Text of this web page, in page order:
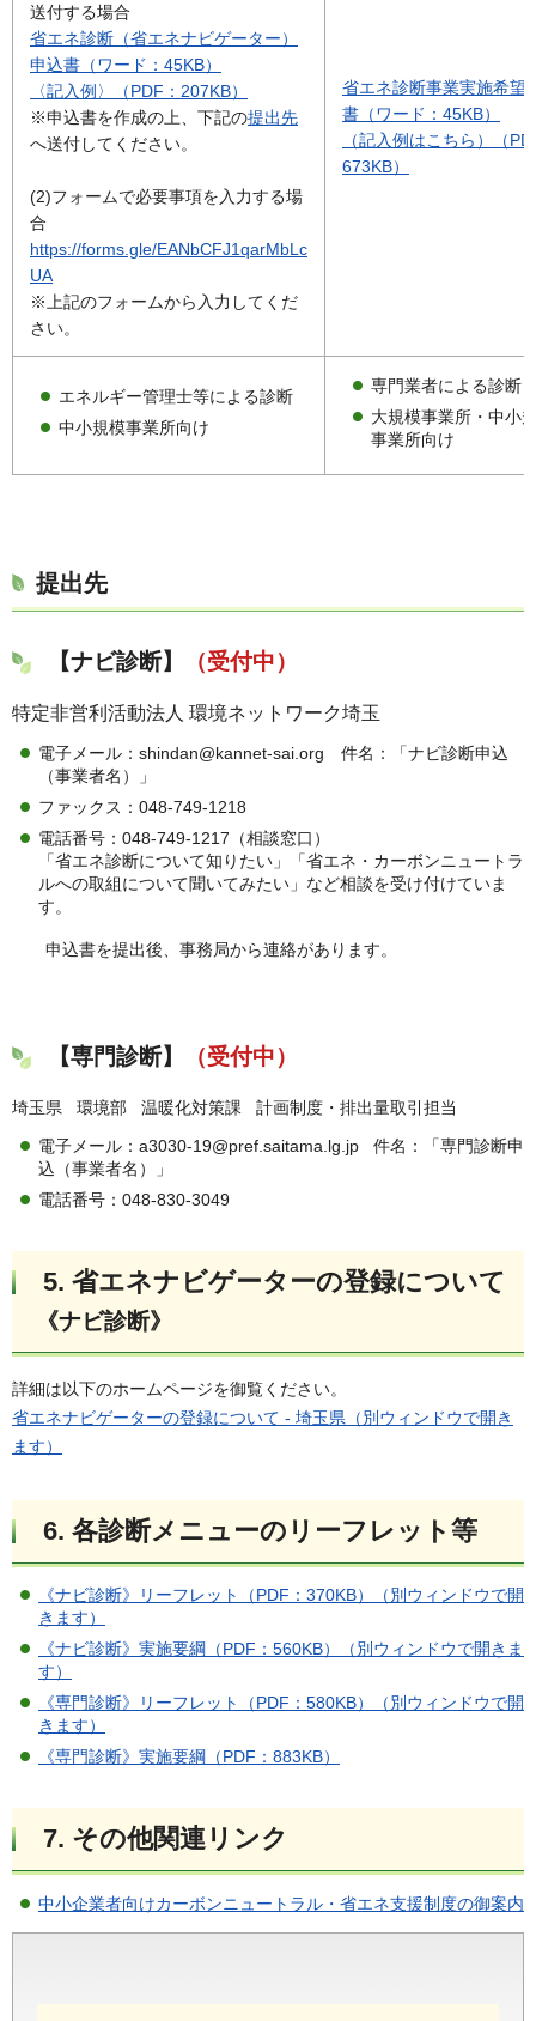
送付する場合
省エネ診断（省エネナビゲーター）
申込書（ワード：45KB）
〈記入例〉（PDF：207KB）
※申込書を作成の上、下記の提出先
へ送付してください。
(2)フォームで必要事項を入力する場
合
https://forms.gle/EANbCFJ1qarMbLc
UA
※上記のフォームから入力してくだ
さい。
省エネ診断事業実施希望
書（ワード：45KB）
（記入例はこちら）（
673KB）
エネルギー管理士等による診断
中小規模事業所向け
専門業者による診断
大規模事業所・中小
事業所向け
提出先
【ナビ診断】 （受付中）
特定非営利活動法人 環境ネットワーク埼玉
電子メール：shindan@kannet-sai.org 件名：「ナビ診断申込
（事業者名）」
ファックス：048-749-1218
電話番号：048-749-1217（相談窓口）
「省エネ診断について知りたい」「省エネ・カーボンニュートラ
ルへの取組について聞いてみたい」など相談を受け付けていま
す。
申込書を提出後、事務局から連絡があります。
【専門診断】 （受付中）
埼玉県 環境部 温暖化対策課 計画制度・排出量取引担当
電子メール：a3030-19@pref.saitama.lg.jp 件名：「専門診断申
込（事業者名）」
電話番号：048-830-3049
5. 省エネナビゲーターの登録について
《ナビ診断》
詳細は以下のホームページを御覧ください。
省エネナビゲーターの登録について - 埼玉県（別ウィンドウで開き
ます）
6. 各診断メニューのリーフレット等
《ナビ診断》リーフレット（PDF：370KB）（別ウィンドウで開
きます）
《ナビ診断》実施要綱（PDF：560KB）（別ウィンドウで開きま
す）
《専門診断》リーフレット（PDF：580KB）（別ウィンドウで開
きます）
《専門診断》実施要綱（PDF：883KB）
7. その他関連リンク
中小企業者向けカーボンニュートラル・省エネ支援制度の御案内